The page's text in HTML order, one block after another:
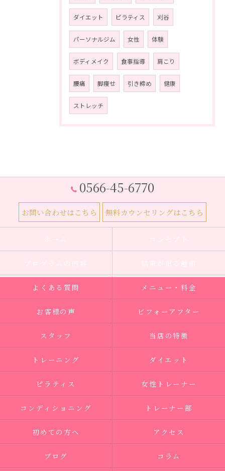
ダイエット ピラティス 刈谷
パーソナルジム 女性 体験
ボディメイク 食事指導 肩こり
腰痛 脚痩せ 引き締め 健康
ストレッチ
0566-45-6770
お問い合わせはこちら 無料カウンセリングはこちら
よくある質問 メニュー・料金
お客様の声 ビフォーアフター
スタッフ 当店の特徴
トレーニング ダイエット
ピラティス 女性トレーナー
コンディショニング トレーナー部
初めての方へ アクセス
ブログ コラム